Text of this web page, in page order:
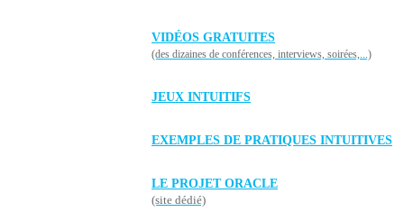
VIDÉOS GRATUITES
(des dizaines de conférences, interviews, soirées,...)
JEUX INTUITIFS
EXEMPLES DE PRATIQUES INTUITIVES
LE PROJET ORACLE
(site dédié)